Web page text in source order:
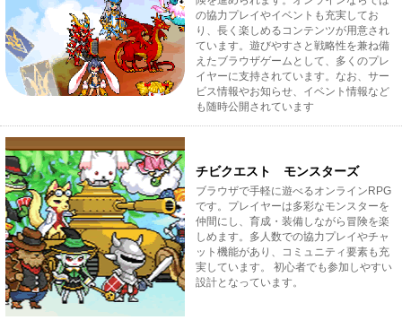
の協力プレイやイベントも充実してお
り、長く楽しめるコンテンツが用意され
ています。遊びやすさと戦略性を兼ね備
えたブラウザゲームとして、多くのプレ
イヤーに支持されています。なお、サー
ビス情報やお知らせ、イベント情報など
も随時公開されています
チビクエスト モンスターズ
ブラウザで手軽に遊べるオンラインRPG
です。プレイヤーは多彩なモンスターを
仲間にし、育成・装備しながら冒険を楽
しめます。多人数での協力プレイやチャ
ット機能があり、コミュニティ要素も充
実しています。 初心者でも参加しやすい
設計となっています。